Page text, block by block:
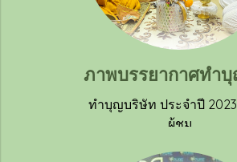
ทำบุญบริษัท ประจำปี 2023
ผู้ชม